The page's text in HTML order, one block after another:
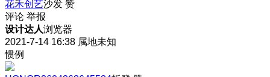
花禾创艺沙发 赞
评论 举报
设计达人浏览器
2021-7-14 16:38 属地未知
惯例